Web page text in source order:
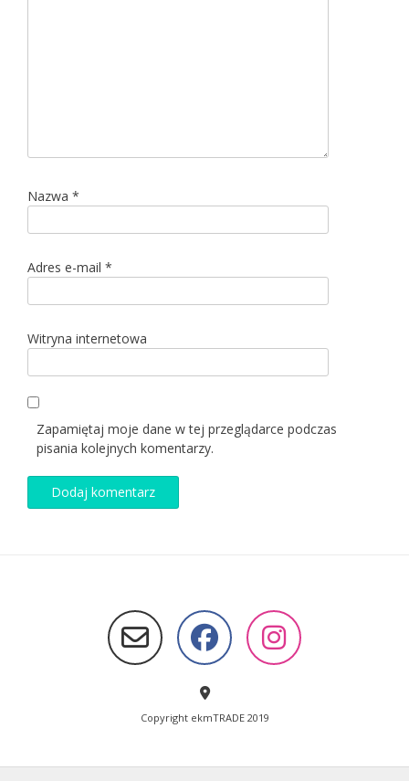
Nazwa *
Adres e-mail *
Witryna internetowa
Zapamiętaj moje dane w tej przeglądarce podczas
pisania kolejnych komentarzy.
Copyright ekmTRADE 2019